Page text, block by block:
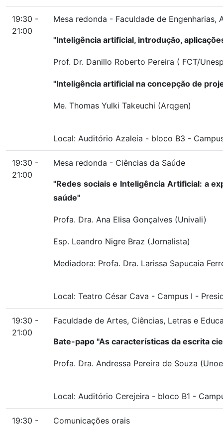
19:30 -
21:00
Mesa redonda - Faculdade de Engenharias,
"Inteligência artificial, introdução,
Prof. Dr. Danillo Roberto Pereira ( FCT/
"Inteligência artificial na concepção de
Me. Thomas Yulki Takeuchi (Arqgen)
Local: Auditório Azaleia - bloco B3 -
19:30 -
21:00
Mesa redonda - Ciências da Saúde
"Redes sociais e Inteligência Artificial: a
saúde"
Profa. Dra. Ana Elisa Gonçalves (Univali)
Esp. Leandro Nigre Braz (Jornalista)
Mediadora: Profa. Dra. Larissa Sapucaia
Local: Teatro César Cava - Campus I -
19:30 -
21:00
Faculdade de Artes, Ciências, Letras e
Bate-papo "As características da escrita
Profa. Dra. Andressa Pereira de Souza
Local: Auditório Cerejeira - bloco B1 -
19:30 -
Comunicações orais